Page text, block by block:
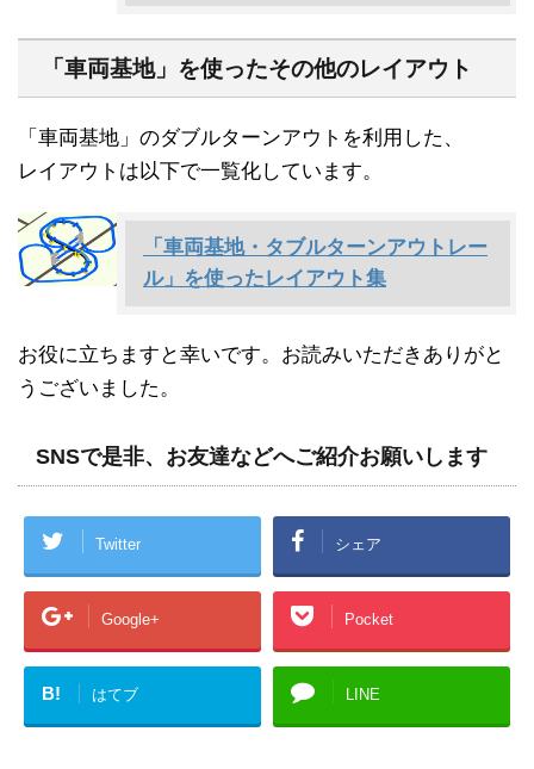
「車両基地」を使ったその他のレイアウト
「車両基地」のダブルターンアウトを利用した、
レイアウトは以下で一覧化しています。
「車両基地・タブルターンアウトレー
ル」を使ったレイアウト集
お役に立ちますと幸いです。お読みいただきありがと
うございました。
SNSで是非、お友達などへご紹介お願いします
Twitter シェア
Google+ Pocket
B! はてブ LINE